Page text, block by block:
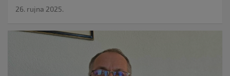
26. rujna 2025.